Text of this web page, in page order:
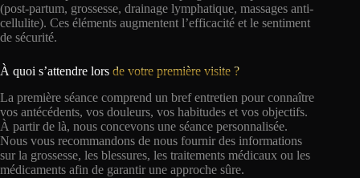
(post-partum, grossesse, drainage lymphatique, massages anti-
cellulite). Ces éléments augmentent l’efficacité et le sentiment
de sécurité.
À quoi s’attendre lors de votre première visite ?
La première séance comprend un bref entretien pour connaître
vos antécédents, vos douleurs, vos habitudes et vos objectifs.
À partir de là, nous concevons une séance personnalisée.
Nous vous recommandons de nous fournir des informations
sur la grossesse, les blessures, les traitements médicaux ou les
médicaments afin de garantir une approche sûre.